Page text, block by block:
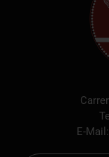
E-Mail: